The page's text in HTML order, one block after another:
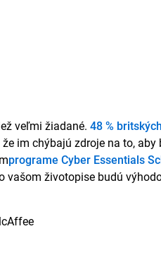
veľmi žiadané. 48 %
im chýbajú zdroje na to, aby
programe Cyber Essentials
vašom životopise budú